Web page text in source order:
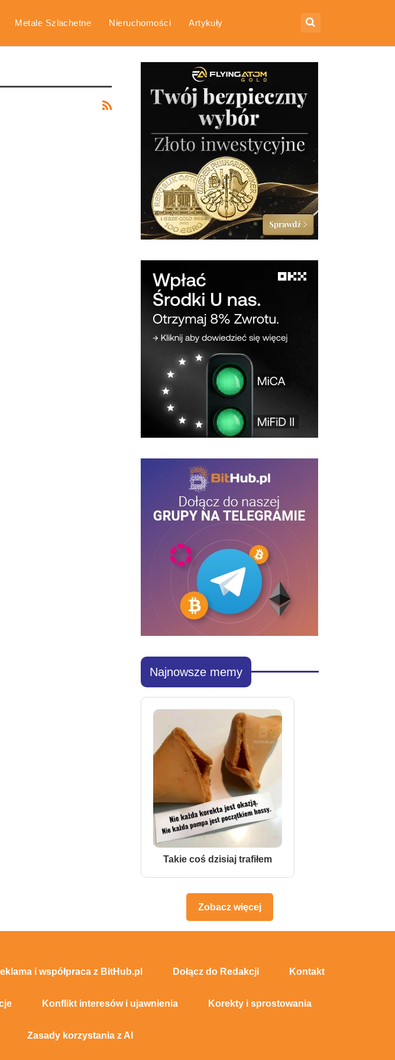
Metale Szlachetne Nieruchomości Artykuły
Najnowsze memy
Takie coś dzisiaj trafiłem
Zobacz więcej
i współpraca z BitHub.pl Dołącz do Redakcji Kontakt
Konflikt interesów i ujawnienia Korekty i sprostowania
Zasady korzystania z AI